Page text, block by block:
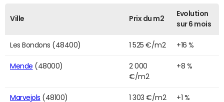
Ville Prix du m2
Evolution
sur 6 mois
Les Bondons (48400) 1 525 €/m2 +16 %
Mende (48000)
2 000
€/m2
+8 %
Marvejols (48100) 1 303 €/m2 +1 %